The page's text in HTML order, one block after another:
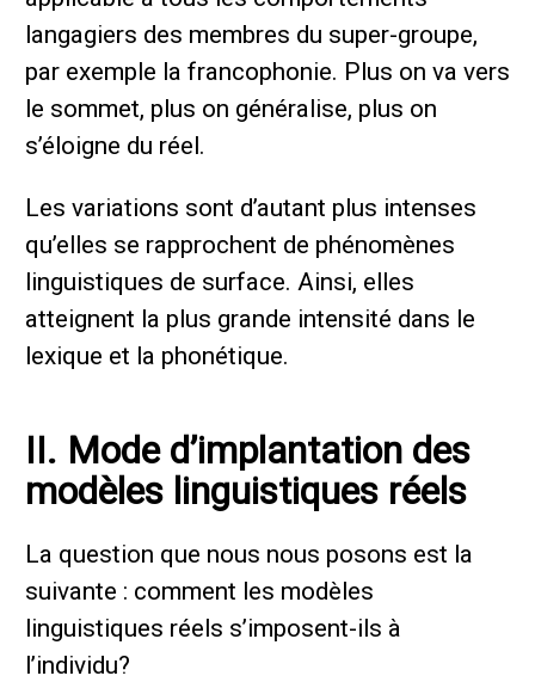
langagiers des membres du super-groupe,
par exemple la francophonie. Plus on va vers
le sommet, plus on généralise, plus on
s’éloigne du réel.
Les variations sont d’autant plus intenses
qu’elles se rapprochent de phénomènes
linguistiques de surface. Ainsi, elles
atteignent la plus grande intensité dans le
lexique et la phonétique.
II. Mode d’implantation des
modèles linguistiques réels
La question que nous nous posons est la
suivante : comment les modèles
linguistiques réels s’imposent-ils à
l’individu?